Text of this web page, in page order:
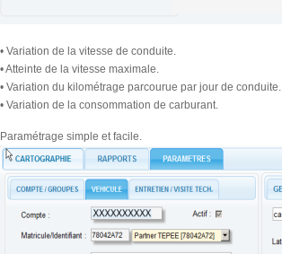
• Variation de la vitesse de conduite.
• Atteinte de la vitesse maximale.
• Variation du kilométrage parcourue par jour de conduite.
• Variation de la consommation de carburant.
Paramétrage simple et facile.